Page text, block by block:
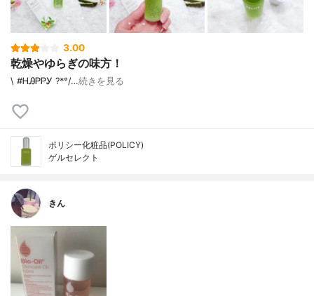
3.00
乾燥やゆらぎの味方！
\ #ᎻᎯᏢᏢᎩ ?*°/ …続きを見る
ポリシー化粧品(POLICY)
ゲルセレクト
きん